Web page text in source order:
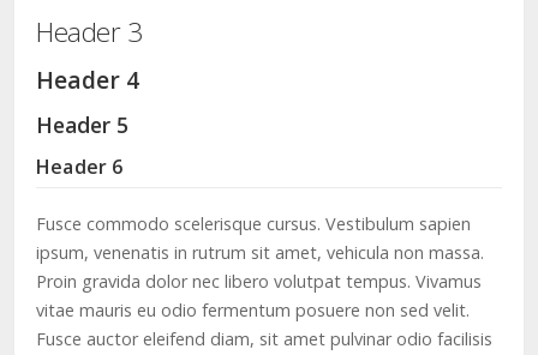
Header 3
Header 4
Header 5
Header 6
Fusce commodo scelerisque cursus. Vestibulum sapien
ipsum, venenatis in rutrum sit amet, vehicula non massa.
Proin gravida dolor nec libero volutpat tempus. Vivamus
vitae mauris eu odio fermentum posuere non sed velit.
Fusce auctor eleifend diam, sit amet pulvinar odio facilisis